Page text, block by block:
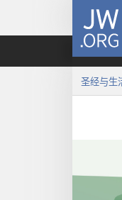
JW.ORG
圣经与生